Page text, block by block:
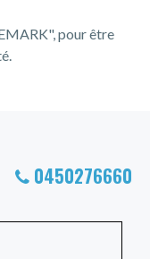
pour être
0450276660